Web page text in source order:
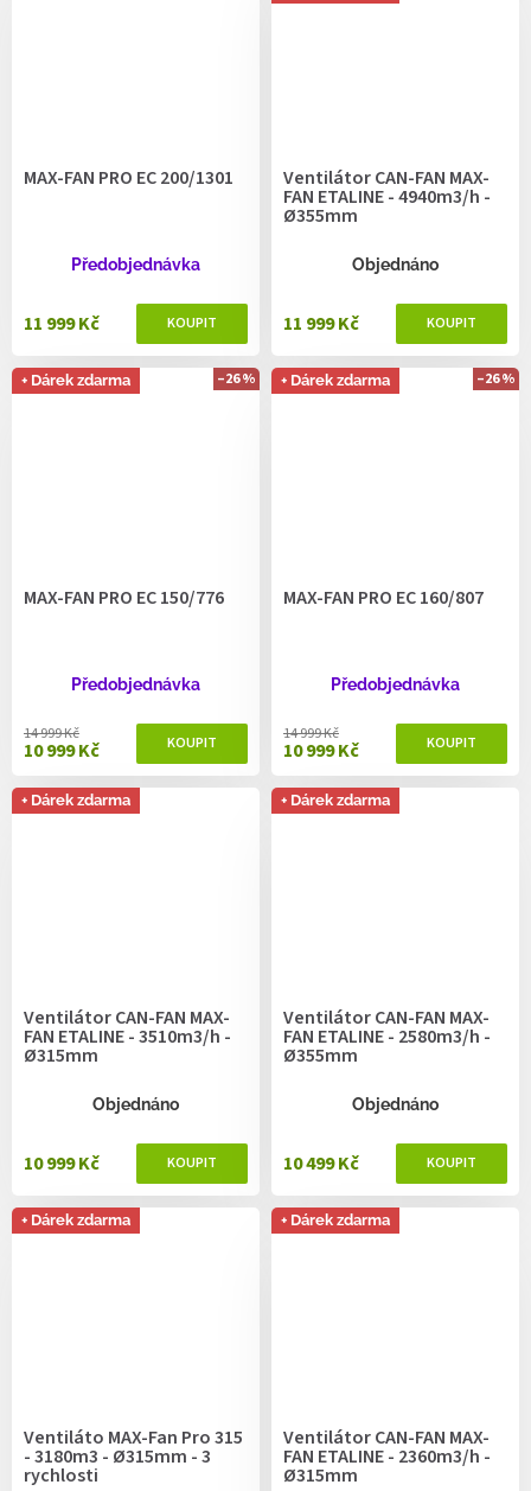
MAX-FAN PRO EC 200/1301
Předobjednávka
11 999 Kč
Ventilátor CAN-FAN MAX-
FAN ETALINE - 4940m3/h -
Ø355mm
Objednáno
11 999 Kč
+ Dárek zdarma –26 %
MAX-FAN PRO EC 150/776
Předobjednávka
10 999 Kč
14 999 Kč
+ Dárek zdarma –26 %
MAX-FAN PRO EC 160/807
Předobjednávka
10 999 Kč
14 999 Kč
+ Dárek zdarma
Ventilátor CAN-FAN MAX-
FAN ETALINE - 3510m3/h -
Ø315mm
Objednáno
10 999 Kč
+ Dárek zdarma
Ventilátor CAN-FAN MAX-
FAN ETALINE - 2580m3/h -
Ø355mm
Objednáno
10 499 Kč
+ Dárek zdarma
Ventiláto MAX-Fan Pro 315
- 3180m3 - Ø315mm - 3
rychlosti
+ Dárek zdarma
Ventilátor CAN-FAN MAX-
FAN ETALINE - 2360m3/h -
Ø315mm